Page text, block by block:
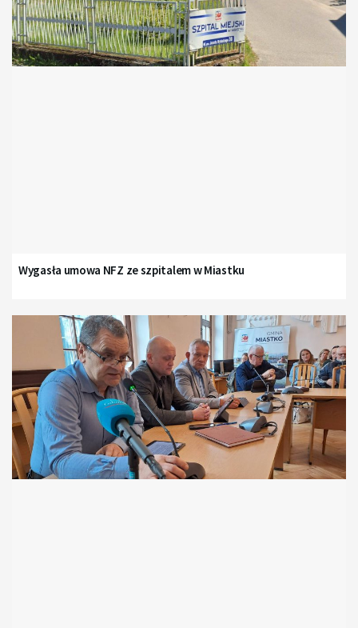
Wygasła umowa NFZ ze szpitalem w Miastku